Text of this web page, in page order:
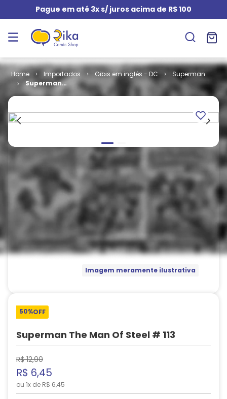
Pague em até 3x s/ juros acima de R$ 100
Importados Gibis em inglês - DC
Superman
Superman
The Man of
Imagem meramente ilustrativa
50%OFF
Superman The Man Of Steel # 113
R$ 12,90
R$ 6,45
ou 1x de R$ 6,45